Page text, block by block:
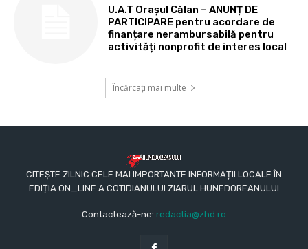
U.A.T Orașul Călan – ANUNȚ DE
PARTICIPARE pentru acordare de
finanțare nerambursabilă pentru
activități nonprofit de interes local
Încărcați mai multe
CITEȘTE ZILNIC CELE MAI IMPORTANTE INFORMAȚII LOCALE ÎN
EDIȚIA ON_LINE A COTIDIANULUI ZIARUL HUNEDOREANULUI
Contactează-ne: redactia@zhd.ro